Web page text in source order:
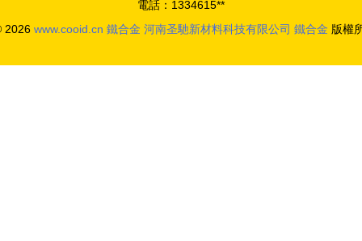
電話：1334615**
2026 www.cooid.cn 鐵合金 河南圣馳新材料科技有限公司 鐵合金 版權